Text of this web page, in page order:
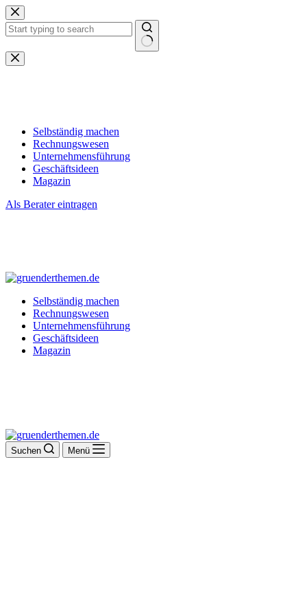
Zum
Inhalt
springen
Keine
Ergebnisse
Selbständig machen
Rechnungswesen
Unternehmensführung
Geschäftsideen
Magazin
Als Berater eintragen
Selbständig machen
Rechnungswesen
Unternehmensführung
Geschäftsideen
Magazin
Suchen Menü